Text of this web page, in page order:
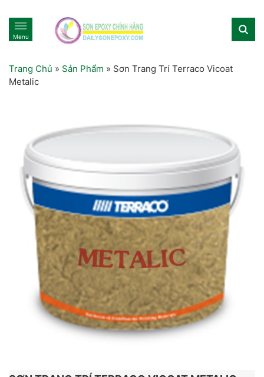
Menu
Trang Chủ » Sản Phẩm » Sơn Trang Trí Terraco Vicoat
Metalic